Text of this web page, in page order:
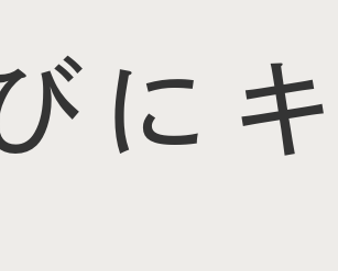
にキ